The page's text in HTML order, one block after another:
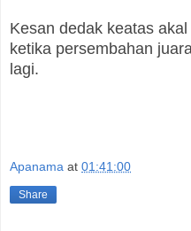
Kesan dedak keatas
ketika persembahan
lagi.
Apanama at 01:41:00
Share